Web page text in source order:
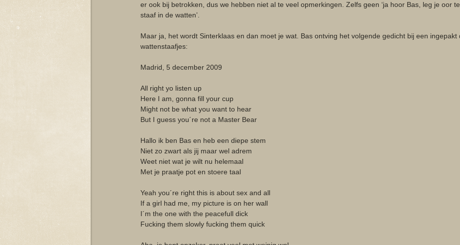
er ook bij betrokken, dus we hebben niet al te veel opmerkingen. Zelfs geen ‘ja hoor Bas, leg je oor
staaf in de watten’.
Maar ja, het wordt Sinterklaas en dan moet je wat. Bas ontving het volgende gedicht bij een ingepakt
wattenstaafjes:
Madrid, 5 december 2009
All right yo listen up
Here I am, gonna fill your cup
Might not be what you want to hear
But I guess you´re not a Master Bear
Hallo ik ben Bas en heb een diepe stem
Niet zo zwart als jij maar wel adrem
Weet niet wat je wilt nu helemaal
Met je praatje pot en stoere taal
Yeah you´re right this is about sex and all
If a girl had me, my picture is on her wall
I´m the one with the peacefull dick
Fucking them slowly fucking them quick